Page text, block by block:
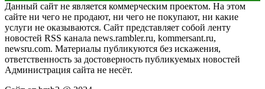
Данный сайт не является коммерческим проектом. На этом
сайте ни чего не продают, ни чего не покупают, ни какие
услуги не оказываются. Сайт представляет собой ленту
новостей RSS канала news.rambler.ru, kommersant.ru,
newsru.com. Материалы публикуются без искажения,
ответственность за достоверность публикуемых новостей
Администрация сайта не несёт.